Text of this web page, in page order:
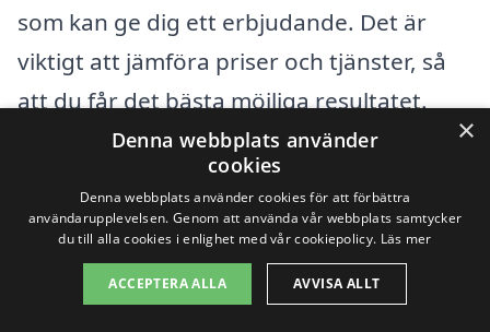
som kan ge dig ett erbjudande. Det är
viktigt att jämföra priser och tjänster, så
att du får det bästa möjliga resultatet.
När du kontaktar olika företag, överväg
att ställa följande frågor:
Vilka typer av tjänster erbjuder ni
inom takrengöring?
×
Denna webbplats använder
cookies
Denna webbplats använder cookies för att förbättra
användarupplevelsen. Genom att använda vår webbplats samtycker
du till alla cookies i enlighet med vår cookiepolicy. Läs mer
ACCEPTERA ALLA AVVISA ALLT